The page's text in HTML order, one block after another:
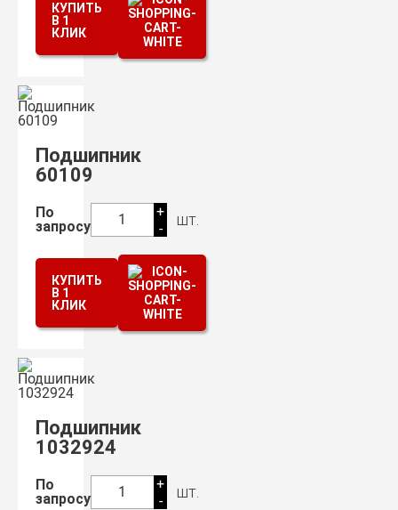
КУПИТЬ
В 1
КЛИК
Подшипник
60109
По
запросу
1
+
-
шт.
КУПИТЬ
В 1
КЛИК
Подшипник
1032924
По
запросу
1
+
-
шт.